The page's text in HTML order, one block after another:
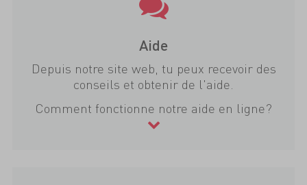
Aide
Depuis notre site web, tu peux recevoir des
conseils et obtenir de l'aide.
Comment fonctionne notre aide en ligne?